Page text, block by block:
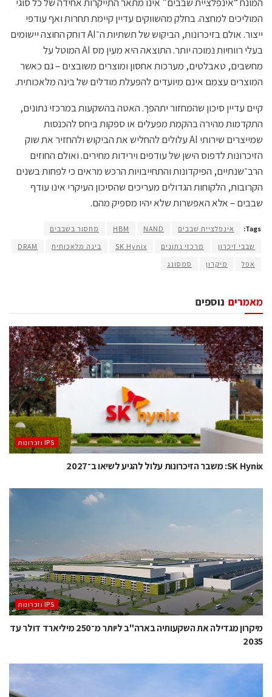
המוליכים למחצה. בחלק מהשווקים עדיין קיימת תחרות ואף עודפי
ייצור. אולם בזיכרונות, הביקוש של תשתיות ה־AI דוחק החוצה יישומים
בעלי רווחיות נמוכה יותר. התוצאה היא מעין מס AI המוטל על
מחשבים, טאבלטים, מערכות אחסון ומוצרים משובצים – גם כאשר
המוצרים עצמם אינם מיועדים להפעלת מודלים של בינה מלאכותית.
קיים עדיין סיכון שהמחזור יתהפך. האטה בהשקעות במרכזי נתונים,
התקדמות מהירה בהקמת מפעלים או ספקות ביחס להכנסות
שמייצרים שירותי AI עלולים להחליש את הביקוש ולהחזיר את שוק
הזיכרונות לדפוס הישן של עודפים וירידות מחירים. ואולם החוזים
הרב־שנתיים, הפיקדונות והתחייבויות הרכש מראים כי לפחות בשנים
הקרובות, הלקוחות הגדולים מעריכים שהסיכון העיקרי אינו עודף
שבבים – אלא האפשרות שלא יהיו מספיק מהם.
Tags: אינפלציית שבבים NAND
HBM
מחסור בשבבים
שבבי זיכרון
מרכזי נתונים SK Hynix בינה מלאכותית
DRAM
אפל
מיקרון סמסונג
נוספים מאמרים
SK Hynix: משבר הזיכרונות עלול להגיע לשיאו ב־2027
מיקרון מגדילה את השקעותיה בארה"ב ליותר מ־250 מיליארד דולר עד
2035